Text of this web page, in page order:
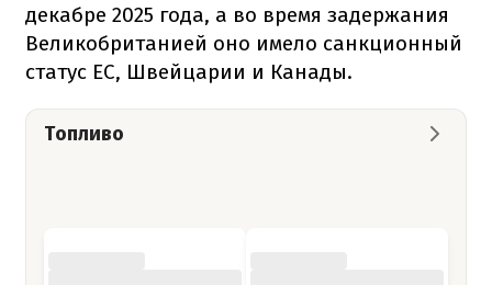
декабре 2025 года, а во время задержания
Великобританией оно имело санкционный
статус ЕС, Швейцарии и Канады.
Топливо